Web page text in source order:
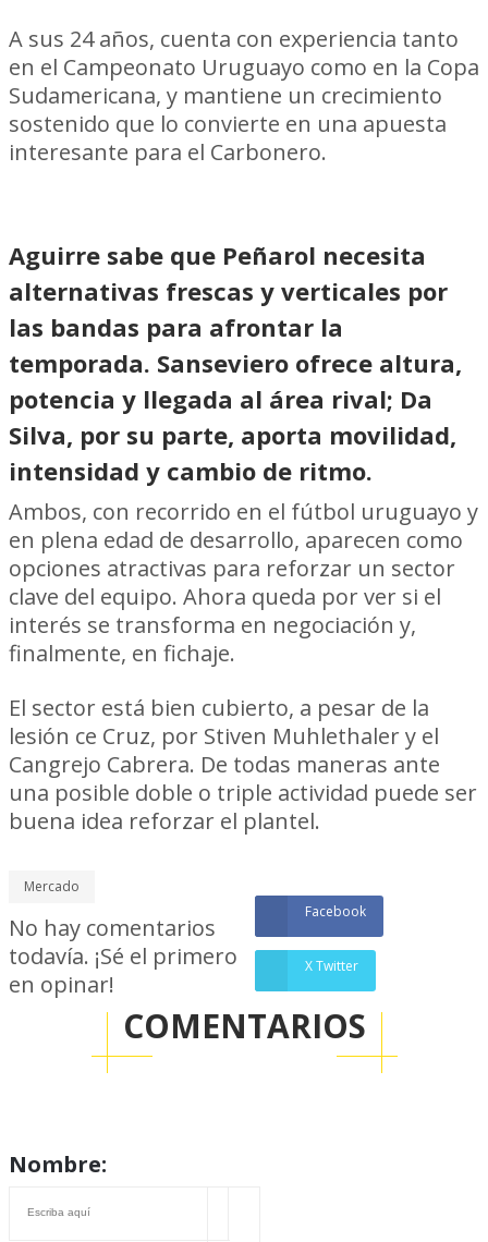
A sus 24 años, cuenta con experiencia tanto
en el Campeonato Uruguayo como en la Copa
Sudamericana, y mantiene un crecimiento
sostenido que lo convierte en una apuesta
interesante para el Carbonero.
Aguirre sabe que Peñarol necesita
alternativas frescas y verticales por
las bandas para afrontar la
temporada. Sanseviero ofrece altura,
potencia y llegada al área rival; Da
Silva, por su parte, aporta movilidad,
intensidad y cambio de ritmo.
Ambos, con recorrido en el fútbol uruguayo y
en plena edad de desarrollo, aparecen como
opciones atractivas para reforzar un sector
clave del equipo. Ahora queda por ver si el
interés se transforma en negociación y,
finalmente, en fichaje.
El sector está bien cubierto, a pesar de la
lesión ce Cruz, por Stiven Muhlethaler y el
Cangrejo Cabrera. De todas maneras ante
una posible doble o triple actividad puede ser
buena idea reforzar el plantel.
Mercado
Facebook
X Twitter
COMENTARIOS
Nombre:
No hay comentarios
todavía. ¡Sé el primero
en opinar!